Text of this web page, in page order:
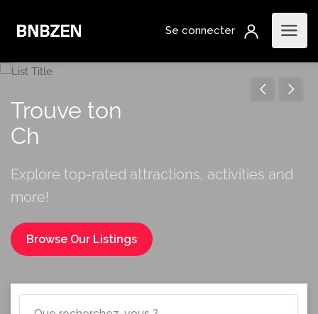
Trouve ton
décorat
Explore top-rated attractions, activities and
more!
Browse Our Listings